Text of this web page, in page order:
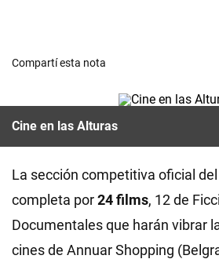
Compartí esta nota
Cine en las Alturas
La sección competitiva oficial
completa por24 films, 12 de
Documentales que harán vibrar
cines de Annuar Shopping